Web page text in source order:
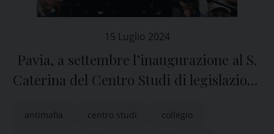
15 Luglio 2024
Pavia, a settembre l’inaugurazione al S.
Caterina del Centro Studi di legislazione
antimafia centro studi collegio